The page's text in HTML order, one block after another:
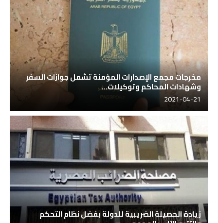
مخرجات مجمع الإصدارات المؤمنة تشمل جوازات السفر
وشهادات المحاكم وتوكيلات...
2021-04-21
زيادة الحصيلة الضريبية للدولة بفضل نظام التحكم